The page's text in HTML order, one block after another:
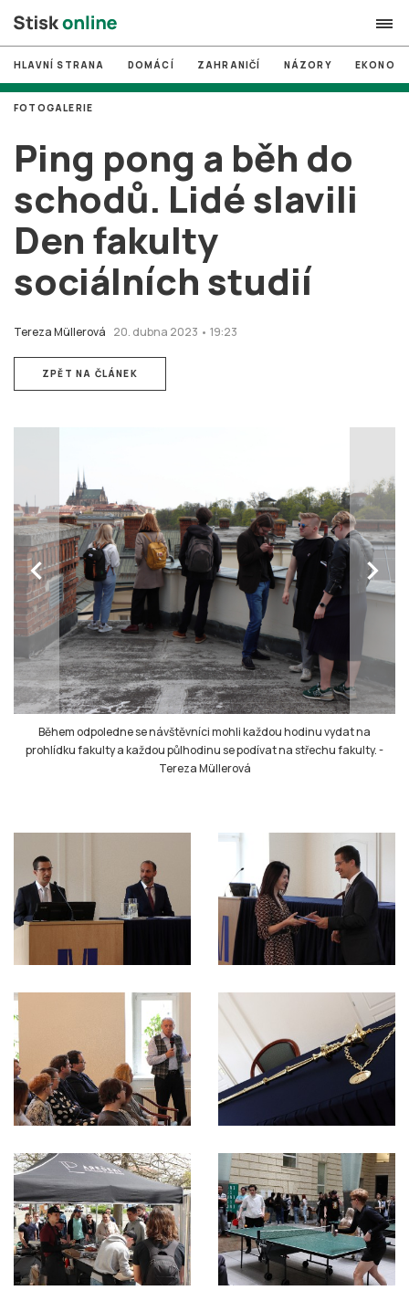
search
# MUNI
# Brno
# volby
login PŘIHLÁSIT SE
Zapomněli jste heslo?
HLAVNÍ STRANA DOMÁCÍ ZAHRANIČÍ NÁZORY
Ping pong a běh do
schodů. Lidé slavili
Den fakulty
sociálních studií
Tereza Müllerová 20. dubna 2023 • 19:23
FOTOGALERIE
ZPĚT NA ČLÁNEK
chevron_left chevron_right
Během odpoledne se návštěvníci mohli každou hodinu vydat na
prohlídku fakulty a každou půlhodinu se podívat na střechu fakulty.-
Tereza Müllerová